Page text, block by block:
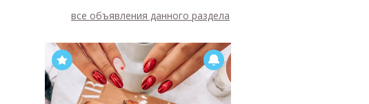
все объявления данного раздела